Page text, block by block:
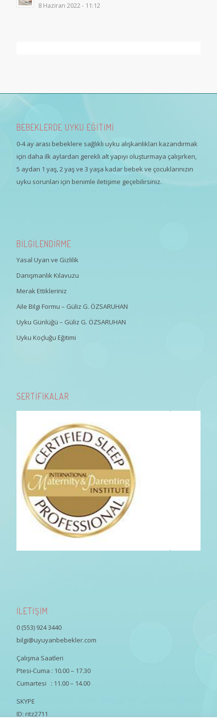
8 Haziran 2022 - 11:12
BEBEKLERDE UYKU EĞİTİMİ
0-4 ay arası bebeklere sağlıklı uyku alışkanlıkları kazandırmak
için daha ilk aylardan gerekli alt yapıyı oluşturmaya çalışırken,
5 aydan 1 yaş, 2 yaş ve 3 yaşa kadar bebek ve çocuklarınızın
uyku sorunları için benimle iletişime geçebilirsiniz.
BİLGİLENDİRME
Yasal Uyarı ve Gizlilik
Danışmanlık Kılavuzu
Merak Ettikleriniz
Aile Bilgi Formu – Güliz G. ÖZSARUHAN
Uyku Günlüğü – Güliz G. ÖZSARUHAN
Uyku Koçluğu Eğitimi
SERTİFİKALAR
İLETİŞİM
0 (553) 924 3440
bilgi@uyuyanbebekler.com
Çalışma Saatleri
Ptesi-Cuma : 10.00 – 17.30
Cumartesi : 11.00 – 14.00
SKYPE
ID: ritz2711